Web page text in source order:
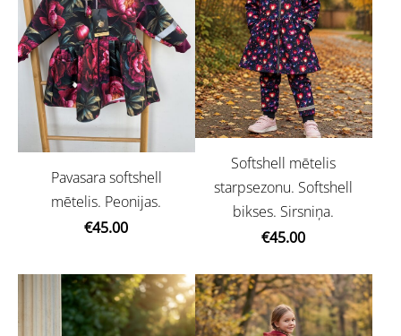
Pavasara softshell
mētelis. Peonijas.
€45.00
Softshell mētelis
starpsezonu. Softshell
bikses. Sirsniņa.
€45.00